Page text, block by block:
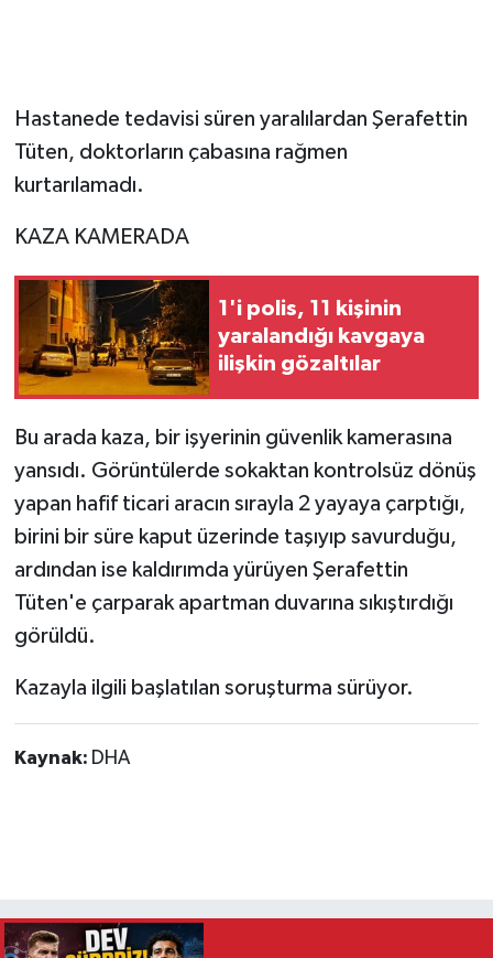
Hastanede tedavisi süren yaralılardan Şerafettin
Tüten, doktorların çabasına rağmen
kurtarılamadı.
KAZA KAMERADA
1'i polis, 11 kişinin
yaralandığı kavgaya
ilişkin gözaltılar
Bu arada kaza, bir işyerinin güvenlik kamerasına
yansıdı. Görüntülerde sokaktan kontrolsüz dönüş
yapan hafif ticari aracın sırayla 2 yayaya çarptığı,
birini bir süre kaput üzerinde taşıyıp savurduğu,
ardından ise kaldırımda yürüyen Şerafettin
Tüten'e çarparak apartman duvarına sıkıştırdığı
görüldü.
Kazayla ilgili başlatılan soruşturma sürüyor.
Kaynak: DHA